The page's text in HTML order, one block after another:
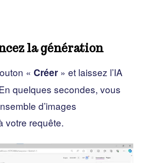
la génération
« Créer » et laissez l’IA
quelques secondes, vous
d’images
votre requête.